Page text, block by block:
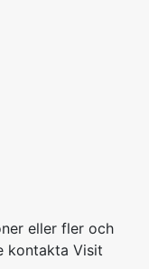
eller fler och
kontakta Visit